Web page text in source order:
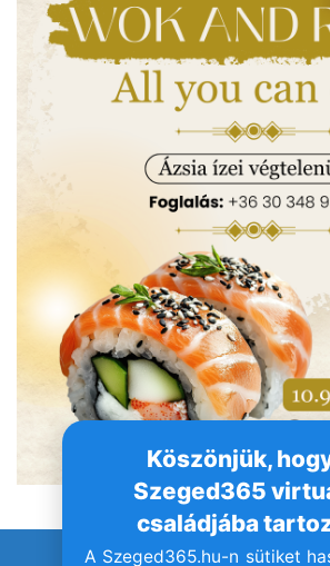
Köszönjük,
Szeged365
családjába
A Szeged365.hu-n sütiket